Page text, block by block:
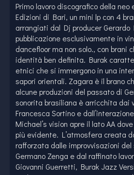
Primo lavoro discografico della
Edizioni di Bari, un mini lp con 4
arrangiati dal Dj producer Gerardo
pubblicazione esclusivamente in
dancefloor ma non solo., con brani
identità ben definita. Burak
etnici che si immergono in una
sapori orientali. Zagara è il brano
alcune produzioni del passato di
sonorita brasiliana è arricchita dai
Francesca Sortino e
Michael’s vision apre il lato AA
più evidente. L’atmosfera creata
rafforzata dalle improvvisazioni del
Germano Zenga e dal raffinato
Giovanni Guerretti, Burak Jazz